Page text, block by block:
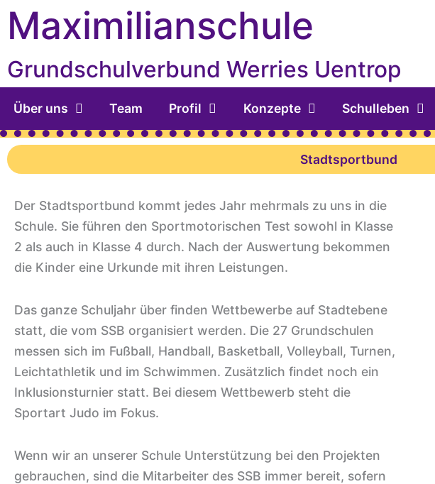
springen
Zum
Inhalt
Maximilianschule
Grundschulverbund Werries Uentrop
Über uns Team Profil Konzepte Schulleben
Stadtsportbund
Der Stadtsportbund kommt jedes Jahr mehrmals zu uns in die
Schule. Sie führen den Sportmotorischen Test sowohl in Klasse
2 als auch in Klasse 4 durch. Nach der Auswertung bekommen
die Kinder eine Urkunde mit ihren Leistungen.
Das ganze Schuljahr über finden Wettbewerbe auf Stadtebene
statt, die vom SSB organisiert werden. Die 27 Grundschulen
messen sich im Fußball, Handball, Basketball, Volleyball, Turnen,
Leichtathletik und im Schwimmen. Zusätzlich findet noch ein
Inklusionsturnier statt. Bei diesem Wettbewerb steht die
Sportart Judo im Fokus.
Wenn wir an unserer Schule Unterstützung bei den Projekten
gebrauchen, sind die Mitarbeiter des SSB immer bereit, sofern